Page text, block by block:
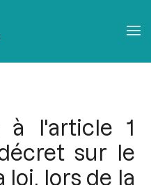
à l'article 1
sur le
loi, lors de la